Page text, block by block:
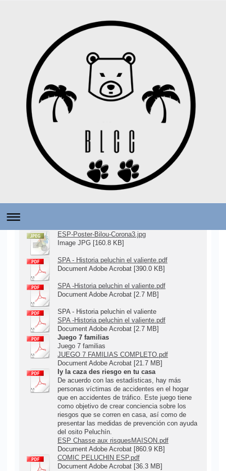
ESP-Poster-Bilou-Corona3.jpg
Image JPG [160.8 KB]
SPA - Historia peluchin el valiente.pdf
Document Adobe Acrobat [390.0 KB]
SPA -Historia peluchin el valiente.pdf
Document Adobe Acrobat [2.7 MB]
SPA - Historia peluchin el valiente
SPA -Historia peluchin el valiente.pdf
Document Adobe Acrobat [2.7 MB]
Juego 7 familias
Juego 7 familias
JUEGO 7 FAMILIAS COMPLETO.pdf
Document Adobe Acrobat [21.7 MB]
Iy la caza des riesgo en tu casa
De acuerdo con las estadísticas, hay más
personas víctimas de accidentes en el hogar
que en accidentes de tráfico. Este juego tiene
como objetivo de crear conciencia sobre los
riesgos que se corren en casa, así como de
presentar las medidas de prevención con ayuda
del osito Peluchín.
ESP Chasse aux risquesMAISON.pdf
Document Adobe Acrobat [860.9 KB]
COMIC PELUCHIN ESP.pdf
Document Adobe Acrobat [36.3 MB]